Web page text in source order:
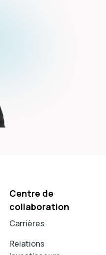
Centre de
collaboration
Carrières
Relations